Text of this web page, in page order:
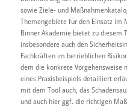
sowie Ziele- und
Themengebiete für den Einsatz im
Binner Akademie bietet zu diesem
insbesondere auch den
Fachkräften im betrieblichen
dem die konkrete Vorgehensweise
eines Praxisbeispiels detailliert
mit dem Tool auch, das
und auch hier ggf. die richtigen